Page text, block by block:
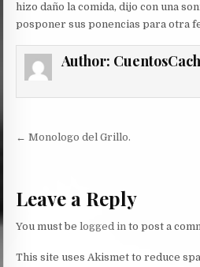
hizo daño la comida, dijo con una
posponer sus ponencias para otra
Author:
Post
← Monologo del Grillo.
Leave a Reply
You must belogged in to post a
This site uses Akismet to reduce